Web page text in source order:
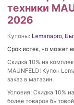
техники
2026
Купоны: Lemanapro,
Срок истек, но может
Скидка 10% на
MAUNFELD! Купон
заказ в магазин.
Условия: Скидка 10%
более товаров